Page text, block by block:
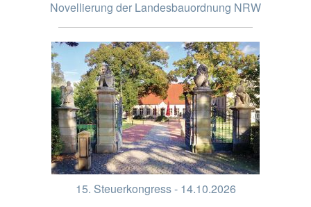
Novellierung der Landesbauordnung NRW
15. Steuerkongress - 14.10.2026